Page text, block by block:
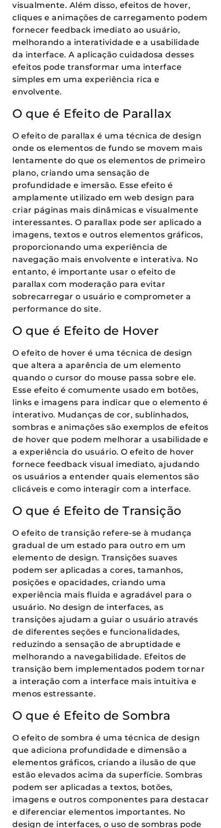
visualmente. Além disso, efeitos de hover,
cliques e animações de carregamento podem
fornecer feedback imediato ao usuário,
melhorando a interatividade e a usabilidade
da interface. A aplicação cuidadosa desses
efeitos pode transformar uma interface
simples em uma experiência rica e
envolvente.
O que é Efeito de Parallax
O efeito de parallax é uma técnica de design
onde os elementos de fundo se movem mais
lentamente do que os elementos de primeiro
plano, criando uma sensação de
profundidade e imersão. Esse efeito é
amplamente utilizado em web design para
criar páginas mais dinâmicas e visualmente
interessantes. O parallax pode ser aplicado a
imagens, textos e outros elementos gráficos,
proporcionando uma experiência de
navegação mais envolvente e interativa. No
entanto, é importante usar o efeito de
parallax com moderação para evitar
sobrecarregar o usuário e comprometer a
performance do site.
O que é Efeito de Hover
O efeito de hover é uma técnica de design
que altera a aparência de um elemento
quando o cursor do mouse passa sobre ele.
Esse efeito é comumente usado em botões,
links e imagens para indicar que o elemento é
interativo. Mudanças de cor, sublinhados,
sombras e animações são exemplos de efeitos
de hover que podem melhorar a usabilidade e
a experiência do usuário. O efeito de hover
fornece feedback visual imediato, ajudando
os usuários a entender quais elementos são
clicáveis e como interagir com a interface.
O que é Efeito de Transição
O efeito de transição refere-se à mudança
gradual de um estado para outro em um
elemento de design. Transições suaves
podem ser aplicadas a cores, tamanhos,
posições e opacidades, criando uma
experiência mais fluida e agradável para o
usuário. No design de interfaces, as
transições ajudam a guiar o usuário através
de diferentes seções e funcionalidades,
reduzindo a sensação de abruptidade e
melhorando a navegabilidade. Efeitos de
transição bem implementados podem tornar
a interação com a interface mais intuitiva e
menos estressante.
O que é Efeito de Sombra
O efeito de sombra é uma técnica de design
que adiciona profundidade e dimensão a
elementos gráficos, criando a ilusão de que
estão elevados acima da superfície. Sombras
podem ser aplicadas a textos, botões,
imagens e outros componentes para destacar
e diferenciar elementos importantes. No
design de interfaces, o uso de sombras pode